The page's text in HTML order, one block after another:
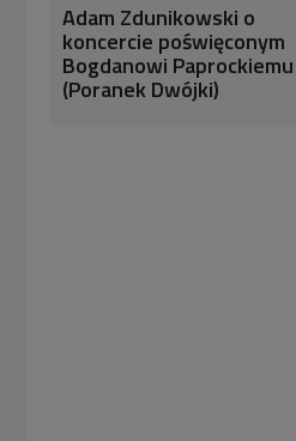
Adam Zdunikowski o
koncercie poświęconym
Bogdanowi Paprockiemu
(Poranek Dwójki)